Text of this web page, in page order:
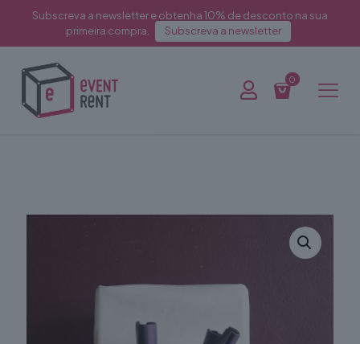
Subscreva a newsletter e obtenha 10% de desconto na sua
primeira compra.
Subscreva a newsletter
0